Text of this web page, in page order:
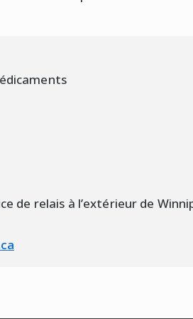
de relais à l’extérieur de